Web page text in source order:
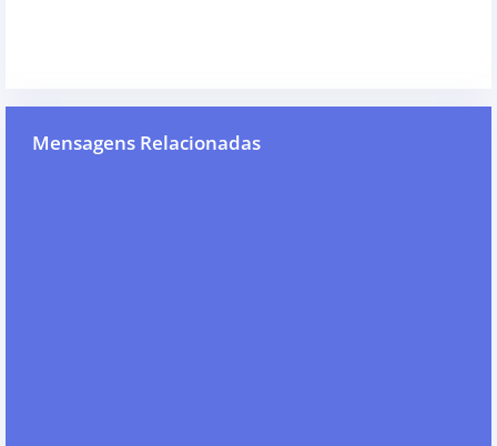
Mensagens Relacionadas